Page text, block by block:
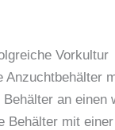
Vorkultur
Anzuchtbehälter
Behälter an einen
Behälter mit